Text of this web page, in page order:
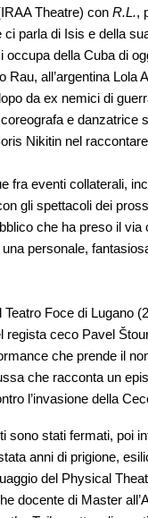
Theatre) con R.L.,
ci parla di Isis e della
occupa della Cuba di
all’argentina Lola
da ex nemici di
e danzatrice
Nikitin nel
fra eventi collaterali,
gli spettacoli dei
che ha preso il
una personale,
Foce di Lugano
ceco Pavel
che prende il
che racconta un
l’invasione della
sono stati fermati, poi
anni di prigione,
del Physical
docente di Master